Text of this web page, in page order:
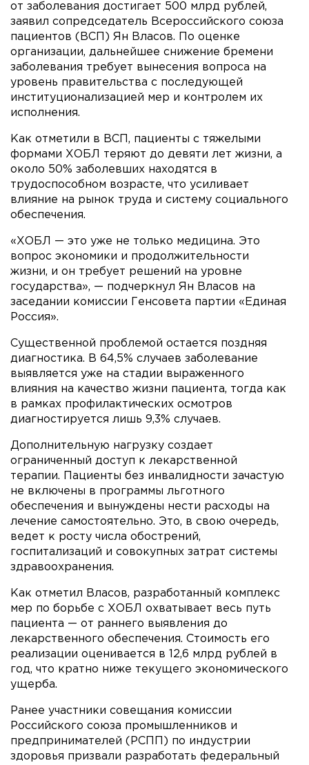
от заболевания достигает 500 млрд рублей,
заявил сопредседатель Всероссийского союза
пациентов (ВСП) Ян Власов. По оценке
организации, дальнейшее снижение бремени
заболевания требует вынесения вопроса на
уровень правительства с последующей
институционализацией мер и контролем их
исполнения.
Как отметили в ВСП, пациенты с тяжелыми
формами ХОБЛ теряют до девяти лет жизни, а
около 50% заболевших находятся в
трудоспособном возрасте, что усиливает
влияние на рынок труда и систему социального
обеспечения.
«ХОБЛ — это уже не только медицина. Это
вопрос экономики и продолжительности
жизни, и он требует решений на уровне
государства», — подчеркнул Ян Власов на
заседании комиссии Генсовета партии «Единая
Россия».
Существенной проблемой остается поздняя
диагностика. В 64,5% случаев заболевание
выявляется уже на стадии выраженного
влияния на качество жизни пациента, тогда как
в рамках профилактических осмотров
диагностируется лишь 9,3% случаев.
Дополнительную нагрузку создает
ограниченный доступ к лекарственной
терапии. Пациенты без инвалидности зачастую
не включены в программы льготного
обеспечения и вынуждены нести расходы на
лечение самостоятельно. Это, в свою очередь,
ведет к росту числа обострений,
госпитализаций и совокупных затрат системы
здравоохранения.
Как отметил Власов, разработанный комплекс
мер по борьбе с ХОБЛ охватывает весь путь
пациента — от раннего выявления до
лекарственного обеспечения. Стоимость его
реализации оценивается в 12,6 млрд рублей в
год, что кратно ниже текущего экономического
ущерба.
Ранее участники совещания комиссии
Российского союза промышленников и
предпринимателей (РСПП) по индустрии
здоровья призвали разработать федеральный